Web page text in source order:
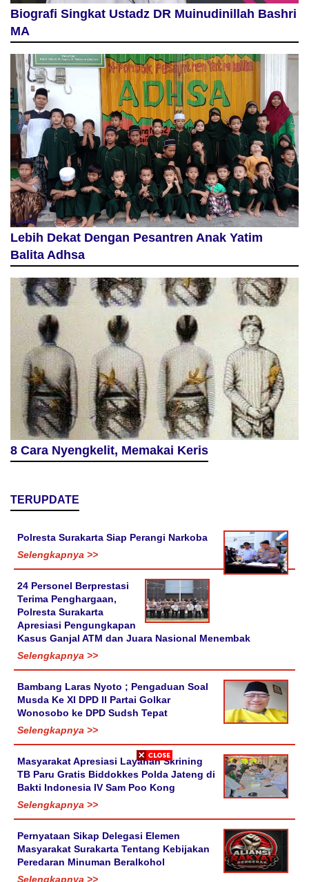
Biografi Singkat Ustadz DR Muinudinillah Bashri
MA
Lebih Dekat Dengan Pesantren Anak Yatim
Balita Adhsa
8 Cara Nyengkelit, Memakai Keris
TERUPDATE
Polresta Surakarta Siap Perangi Narkoba
Selengkapnya >>
24 Personel Berprestasi
Terima Penghargaan,
Polresta Surakarta
Apresiasi Pengungkapan
Kasus Ganjal ATM dan Juara Nasional Menembak
Selengkapnya >>
Bambang Laras Nyoto ; Pengaduan Soal
Musda Ke XI DPD II Partai Golkar
Wonosobo ke DPD Sudsh Tepat
Selengkapnya >>
Masyarakat Apresiasi Layanan Skrining
TB Paru Gratis Biddokkes Polda Jateng di
Bakti Indonesia IV Sam Poo Kong
Selengkapnya >>
Pernyataan Sikap Delegasi Elemen
Masyarakat Surakarta Tentang Kebijakan
Peredaran Minuman Beralkohol
Selengkapnya >>